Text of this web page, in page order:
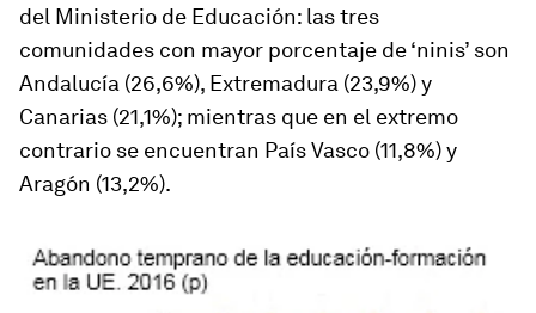
del Ministerio de Educación: las tres
comunidades con mayor porcentaje de ‘ninis’ son
Andalucía (26,6%), Extremadura (23,9%) y
Canarias (21,1%); mientras que en el extremo
contrario se encuentran País Vasco (11,8%) y
Aragón (13,2%).